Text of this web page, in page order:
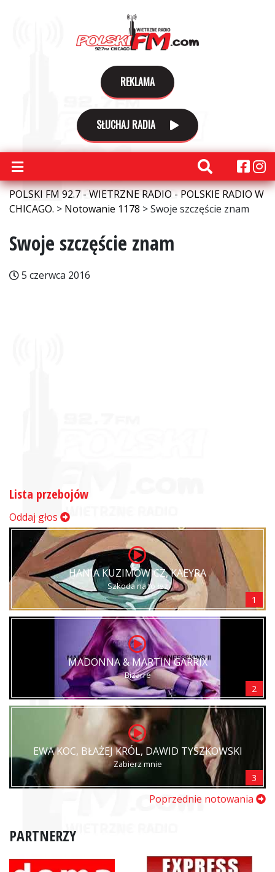
REKLAMA
SŁUCHAJ RADIA
POLSKI FM 92.7 - WIETRZNE RADIO - POLSKIE RADIO W
CHICAGO. > Notowanie 1178 >Swoje szczęście znam
Swoje szczęście znam
5 czerwca 2016
Lista przebojów
Oddaj głos
HANIA KUZIMOWICZ, KAEYRA
Szkoda na to łez
1
MADONNA & MARTIN GARRIX
Bizarre
2
EWA KOC, BŁAŻEJ KRÓL, DAWID TYSZKOWSKI
Zabierz mnie
3
Poprzednie notowania
PARTNERZY